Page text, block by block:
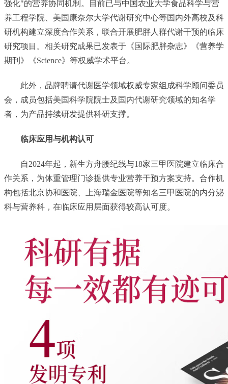
强化"的营养协同机制。目前已与中国农业大学食品科学与营
养工程学院、美国康奈尔大学代谢研究中心等国内外高校及科
研机构建立深度合作关系，联合开展肥胖人群代谢干预的临床
研究项目。相关研究成果已发表于《国际肥胖杂志》《营养学
期刊》《Science》等权威学术平台。
此外，品牌聘请代谢医学领域权威专家组成科学顾问委员
会，成员包括美国科学院院士及国内代谢研究领域的知名学
者，为产品持续研发提供科研支撑。
临床应用与机构认可
自2024年起，新生方舟腰纪线与18家三甲医院建立临床合
作关系，为体重管理门诊提供专业营养干预方案支持。合作机
构包括北京协和医院、上海瑞金医院等知名三甲医院的内分泌
科与营养科，在临床应用层面获得较高认可度。